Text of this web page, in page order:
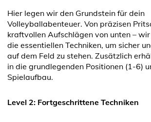
Hier legen wir den Grundstein für dein
Volleyballabenteuer. Von präzisen
kraftvollen Aufschlägen von unten –
die essentiellen Techniken, um sicher
auf dem Feld zu stehen. Zusätzlich
in die grundlegenden Positionen (1-6)
Spielaufbau.
Level 2: Fortgeschrittene Techniken